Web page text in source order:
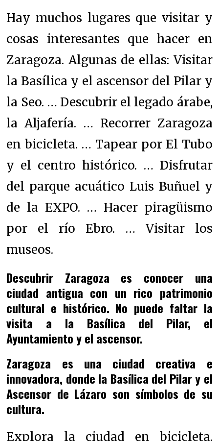
Hay muchos lugares que visitar y
cosas interesantes que hacer en
Zaragoza. Algunas de ellas: Visitar
la Basílica y el ascensor del Pilar y
la Seo. … Descubrir el legado árabe,
la Aljafería. … Recorrer Zaragoza
en bicicleta. … Tapear por El Tubo
y el centro histórico. … Disfrutar
del parque acuático Luis Buñuel y
de la EXPO. … Hacer piragüismo
por el río Ebro. … Visitar los
museos.
Descubrir Zaragoza es conocer una
ciudad antigua con un rico patrimonio
cultural e histórico. No puede faltar la
visita a la Basílica del Pilar, el
Ayuntamiento y el ascensor.
Zaragoza es una ciudad creativa e
innovadora, donde la Basílica del Pilar y el
Ascensor de Lázaro son símbolos de su
cultura.
Explora la ciudad en bicicleta.